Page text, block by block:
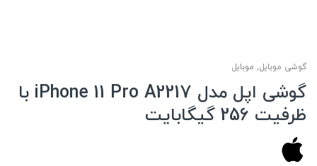
گوشی موبایل, موبایل
گوشی اپل مدل iPhone 11 Pro A2217 با
ظرفیت 256 گیگابایت